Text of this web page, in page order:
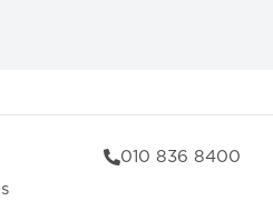
010 836 8400